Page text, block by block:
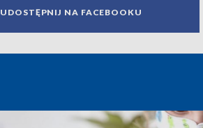
UDOSTĘPNIJ NA FACEBOOKU